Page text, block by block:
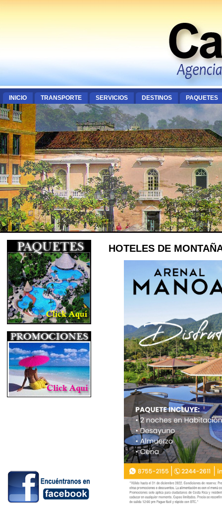
INICIO TRANSPORTE SERVICIOS DESTINOS PAQUETES
HOTELES DE